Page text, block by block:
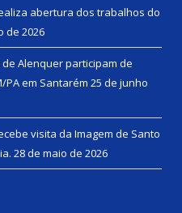
abertura dos trabalhos do
de 2026
Alenquer participam de
PA em Santarém 25 de junho
visita da Imagem de Santo
28 de maio de 2026